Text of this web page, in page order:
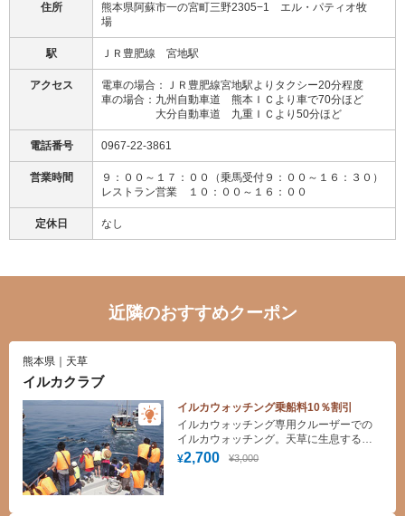
住所
熊本県阿蘇市一の宮町三野2305−1 エル・パティオ牧
場
駅 ＪＲ豊肥線 宮地駅
アクセス
電車の場合：ＪＲ豊肥線宮地駅よりタクシー20分程度
車の場合：九州自動車道 熊本ＩＣより車で70分ほど
大分自動車道 九重ＩＣより50分ほど
電話番号 0967-22-3861
営業時間
９：００～１７：００（乗馬受付９：００～１６：３０）
レストラン営業 １０：００～１６：００
定休日 なし
近隣のおすすめクーポン
熊本県｜天草
イルカクラブ
イルカウォッチング乗船料10％割引
¥2,700 ¥3,000
イルカウォッチング専用クルーザーでの
イルカウォッチング。天草に生息するミ
ナミバンドウイルカ、通詞島（つうじじ
ま）を拠点とするイルカクラブでは、港